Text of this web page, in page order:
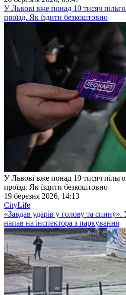
У Львові вже понад 10 тисяч
проїзд. Як їздити безкоштовно
У Львові вже понад 10 тисяч
проїзд. Як їздити безкоштовно
19 березня 2026, 14:13
CityLife
«Завдав ударів у голову та
напав на інспектора з паркування